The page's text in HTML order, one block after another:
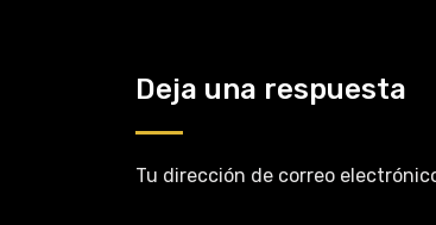
Deja una respuesta
Tu dirección de correo